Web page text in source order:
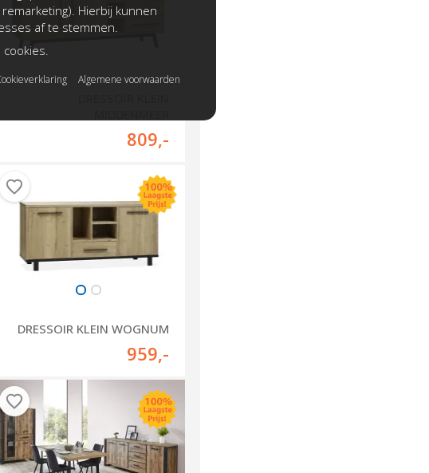
809,-
DRESSOIR KLEIN WOGNUM
959,-
Hierbij kunnen
af te stemmen.
cookies.
Algemene voorwaarden